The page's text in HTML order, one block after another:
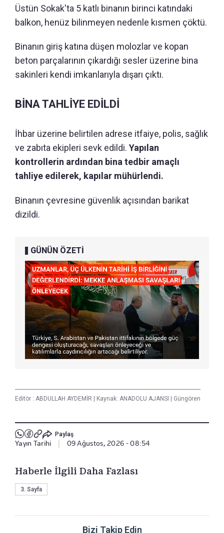
Üstün Sokak'ta 5 katlı binanın birinci katındaki
balkon, henüz bilinmeyen nedenle kısmen çöktü.
Binanın giriş katına düşen molozlar ve kopan
beton parçalarının çıkardığı sesler üzerine bina
sakinleri kendi imkanlarıyla dışarı çıktı.
BİNA TAHLİYE EDİLDİ
İhbar üzerine belirtilen adrese itfaiye, polis, sağlık
ve zabıta ekipleri sevk edildi. Yapılan
kontrollerin ardından bina tedbir amaçlı
tahliye edilerek, kapılar mühürlendi.
Binanın çevresine güvenlik açısından barikat
dizildi.
GÜNÜN ÖZETİ
Editör : ABDULLAH AYDEMİR | Kaynak: ANADOLU AJANSI | Güngören
Paylaş
Yayın Tarihi 09 Ağustos, 2026 - 08:54
Haberle İlgili Daha Fazlası
3. Sayfa
Bizi Takip Edin